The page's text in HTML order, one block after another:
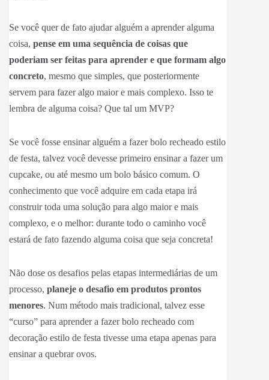
Se você quer de fato ajudar alguém a aprender alguma
coisa, pense em uma sequência de coisas que
poderiam ser feitas para aprender e que formam algo
concreto, mesmo que simples, que posteriormente
servem para fazer algo maior e mais complexo. Isso te
lembra de alguma coisa? Que tal um MVP?
Se você fosse ensinar alguém a fazer bolo recheado estilo
de festa, talvez você devesse primeiro ensinar a fazer um
cupcake, ou até mesmo um bolo básico comum. O
conhecimento que você adquire em cada etapa irá
construir toda uma solução para algo maior e mais
complexo, e o melhor: durante todo o caminho você
estará de fato fazendo alguma coisa que seja concreta!
Não dose os desafios pelas etapas intermediárias de um
processo, planeje o desafio em produtos prontos
menores. Num método mais tradicional, talvez esse
“curso” para aprender a fazer bolo recheado com
decoração estilo de festa tivesse uma etapa apenas para
ensinar a quebrar ovos.